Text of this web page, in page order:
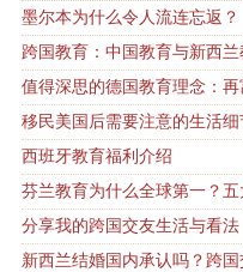
墨尔本为什么令人流连忘返？
跨国教育：中国教育与新西
值得深思的德国教育理念：
移民美国后需要注意的生活细
西班牙教育福利介绍
芬兰教育为什么全球第一？
分享我的跨国交友生活与看法
新西兰结婚国内承认吗？跨